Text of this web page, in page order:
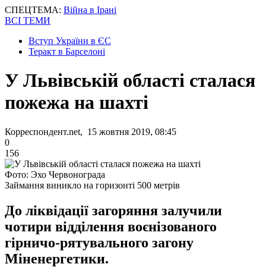
СПЕЦТЕМА: Війна в Ірані
ВСІ ТЕМИ
Вступ України в ЄС
Теракт в Барселоні
У Львівській області сталася
пожежа на шахті
Корреспондент.net, 15 жовтня 2019, 08:45
0
156
Фото: Эхо Червонограда
Займання виникло на горизонті 500 метрів
До ліквідації загоряння залучили
чотири відділення воєнізованого
гірничо-рятувального загону
Міненергетики.